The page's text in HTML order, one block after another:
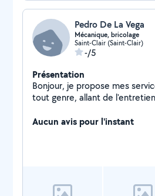
Pedro De La Vega
Mécanique, bricolage
Saint-Clair (Saint-Clair)
-/5
Présentation
Bonjour, je propose mes
tout genre, allant de
guitare et mécanique a
Aucun avis pour l'instant